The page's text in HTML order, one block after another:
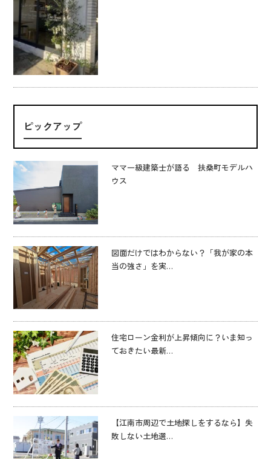
ピックアップ
ママ一級建築士が語る 扶桑町モデルハ
ウス
図面だけではわからない？「我が家の本
当の強さ」を実…
住宅ローン金利が上昇傾向に？いま知っ
ておきたい最新…
【江南市周辺で土地探しをするなら】失
敗しない土地選…